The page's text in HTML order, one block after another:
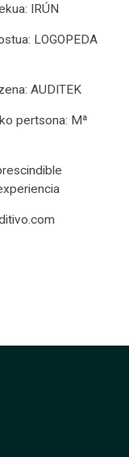
IRÚN
LOGOPEDA
AUDITEK
pertsona: Mª